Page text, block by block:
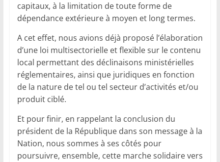
capitaux, à la limitation de toute forme de
dépendance extérieure à moyen et long termes.
A cet effet, nous avions déjà proposé l’élaboration
d’une loi multisectorielle et flexible sur le contenu
local permettant des déclinaisons ministérielles
réglementaires, ainsi que juridiques en fonction
de la nature de tel ou tel secteur d’activités et/ou
produit ciblé.
Et pour finir, en rappelant la conclusion du
président de la République dans son message à la
Nation, nous sommes à ses côtés pour
poursuivre, ensemble, cette marche solidaire vers